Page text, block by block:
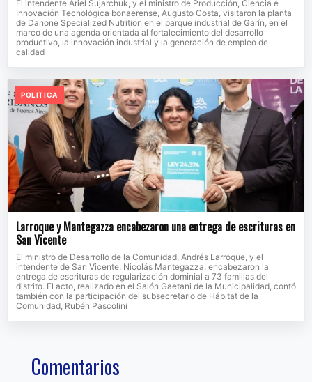
El intendente Ariel Sujarchuk, y el ministro de Producción, Ciencia e
Innovación Tecnológica bonaerense, Augusto Costa, visitaron la planta
de Danone Specialized Nutrition en el parque industrial de Garín, en el
marco de una agenda orientada al fortalecimiento del desarrollo
productivo, la innovación industrial y la generación de empleo de
calidad
POLITICA
Larroque y Mantegazza encabezaron una entrega de escrituras en
San Vicente
El ministro de Desarrollo de la Comunidad, Andrés Larroque, y el
intendente de San Vicente, Nicolás Mantegazza, encabezaron la
entrega de escrituras de regularización dominial a 73 familias del
distrito. El acto, realizado en el Salón Gaetani de la Municipalidad, contó
también con la participación del subsecretario de Hábitat de la
Comunidad, Rubén Pascolini
Comentarios